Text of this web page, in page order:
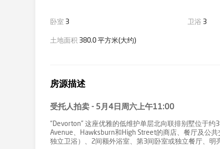
卧室 3 卫浴 3
土地面积 380.0 平方米(大约)
房源描述
受托人拍卖 - 5月4日周六上午11:00
“Devorton” 这座优雅的低维护单层北向联排别墅位于
Avenue、Hawksburn和High Street的商店、餐厅及公
独立卫浴）、2间额外浴室、第3间卧室或独立餐厅、